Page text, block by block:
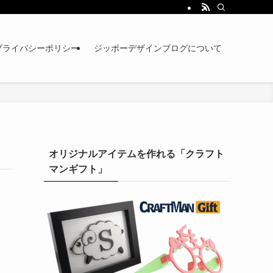
ライバシーポリシー ジッポーデザインブログについて
オリジナルアイテムを作れる「クラフト
マンギフト」